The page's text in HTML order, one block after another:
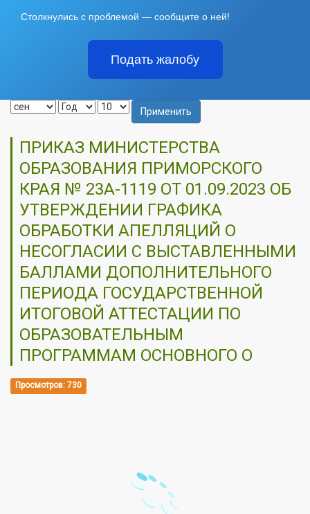
Столкнулись с проблемой — сообщите о ней!
Подать жалобу
Применить
ПРИКАЗ МИНИСТЕРСТВА
ОБРАЗОВАНИЯ ПРИМОРСКОГО
КРАЯ № 23А-1119 ОТ 01.09.2023 ОБ
УТВЕРЖДЕНИИ ГРАФИКА
ОБРАБОТКИ АПЕЛЛЯЦИЙ О
НЕСОГЛАСИИ С ВЫСТАВЛЕННЫМИ
БАЛЛАМИ ДОПОЛНИТЕЛЬНОГО
ПЕРИОДА ГОСУДАРСТВЕННОЙ
ИТОГОВОЙ АТТЕСТАЦИИ ПО
ОБРАЗОВАТЕЛЬНЫМ
ПРОГРАММАМ ОСНОВНОГО О
Просмотров: 730